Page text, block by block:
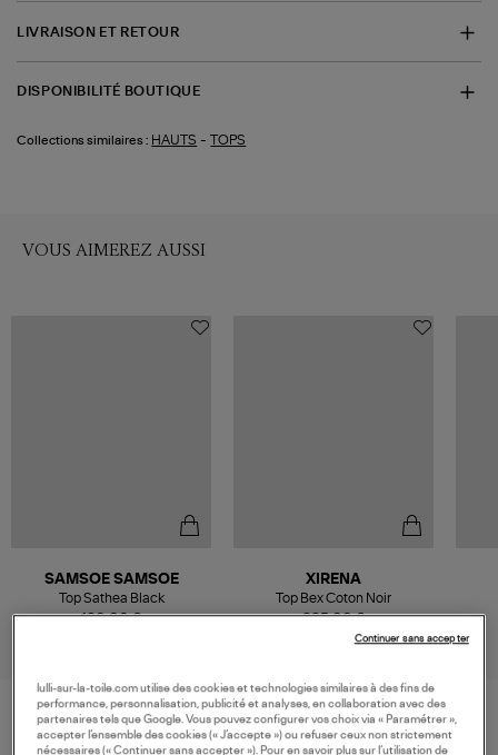
LIVRAISON ET RETOUR
DISPONIBILITÉ BOUTIQUE
Collections similaires : HAUTS -TOPS
VOUS AIMEREZ AUSSI
120,00 €
SAMSOE SAMSOE
Top Sathea Black
225,00 €
XIRENA
Top Bex Coton Noir
VOS DERNIERS PRODUITS VUS
lulli-sur-la-toile.com utilise des cookies et technologies similaires à des fins de
performance, personnalisation, publicité et analyses, en collaboration avec des
partenaires tels que Google. Vous pouvez configurer vos choix via « Paramétrer »,
accepter l’ensemble des cookies (« J’accepte ») ou refuser ceux non strictement
nécessaires (« Continuer sans accepter »). Pour en savoir plus sur l’utilisation de
Continuer sans accepter